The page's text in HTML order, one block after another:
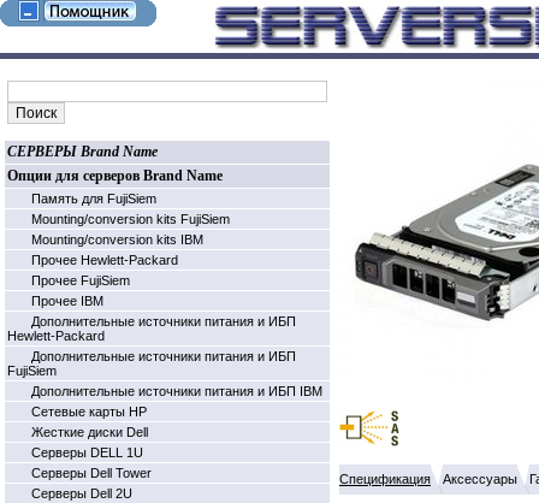
СЕРВЕРЫ Brand Name
Опции для серверов Brand Name
Память для FujiSiem
Mounting/conversion kits FujiSiem
Mounting/conversion kits IBM
Прочее Hewlett-Packard
Прочее FujiSiem
Прочее IBM
Дополнительные источники питания и ИБП
Hewlett-Packard
Дополнительные источники питания и ИБП
FujiSiem
Дополнительные источники питания и ИБП IBM
Cетевые карты HP
Жесткие диски Dell
Серверы DELL 1U
Серверы Dell Tower
Серверы Dell 2U
Спецификация Аксессуары